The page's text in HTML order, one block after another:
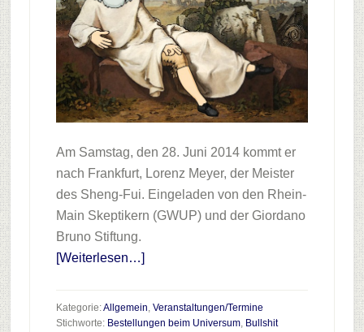
Am Samstag, den 28. Juni 2014 kommt er
nach Frankfurt, Lorenz Meyer, der Meister
des Sheng-Fui. Eingeladen von den Rhein-
Main Skeptikern (GWUP) und der Giordano
Bruno Stiftung.
[Weiterlesen…]Infos
Guru
Kategorie:Allgemein, Veranstaltungen/Termine
Stichworte: Bestellungen beim Universum, Bullshit